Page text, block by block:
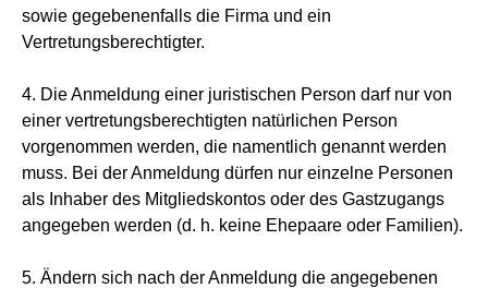
sowie gegebenenfalls die Firma und ein
Vertretungsberechtigter.
4. Die Anmeldung einer juristischen Person darf nur von
einer vertretungsberechtigten natürlichen Person
vorgenommen werden, die namentlich genannt werden
muss. Bei der Anmeldung dürfen nur einzelne Personen
als Inhaber des Mitgliedskontos oder des Gastzugangs
angegeben werden (d. h. keine Ehepaare oder Familien).
5. Ändern sich nach der Anmeldung die angegebenen